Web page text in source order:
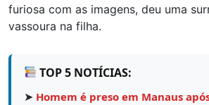
furiosa com as imagens, deu uma
vassoura na filha.
TOP 5 NOTÍCIAS:
➤ Homem é preso em Manaus